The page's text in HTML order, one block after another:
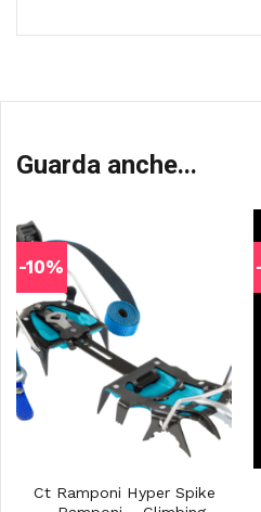
Guarda anche...
-10%
Ct Ramponi Hyper Spike